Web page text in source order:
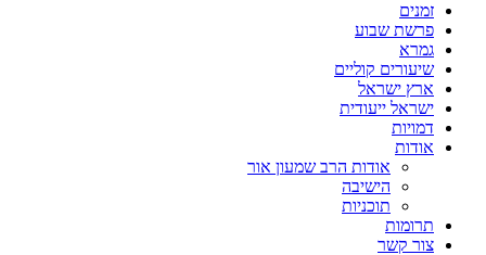
זמנים
פרשת שבוע
גמרא
שיעורים קוליים
ארץ ישראל
ישראל ייעודית
דמויות
אודות
אודות הרב שמעון אור
הישיבה
תוכניות
תרומות
צור קשר